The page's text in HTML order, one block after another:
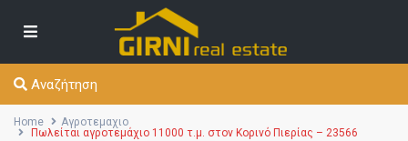
Αναζήτηση
Home
Αγροτεμαχιο
Πωλείται αγροτεμάχιο 11000 τ.μ. στον Κορινό Πιερίας – 23566